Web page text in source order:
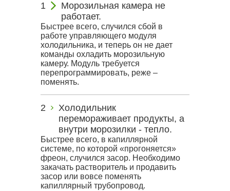
Морозильная камера не
работает.
Быстрее всего, случился сбой в
работе управляющего модуля
холодильника, и теперь он не дает
команды охладить морозильную
камеру. Модуль требуется
перепрограммировать, реже –
поменять.
Холодильник
перемораживает продукты, а
внутри морозилки - тепло.
Быстрее всего, в капиллярной
системе, по которой «прогоняется»
фреон, случился засор. Необходимо
закачать растворитель и продавить
засор или вовсе поменять
капиллярный трубопровод.